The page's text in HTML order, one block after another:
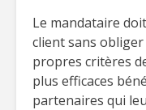
Le mandataire
client sans
propres critères
plus efficaces
partenaires qui